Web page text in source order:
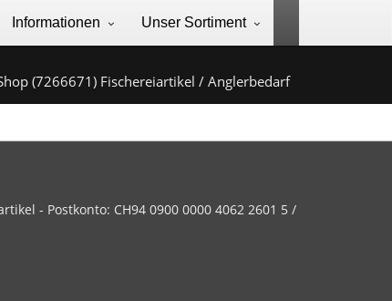
Informationen Unser Sortiment
(7266671) Fischereiartikel / Anglerbedarf
- Postkonto: CH94 0900 0000 4062 2601 5 /